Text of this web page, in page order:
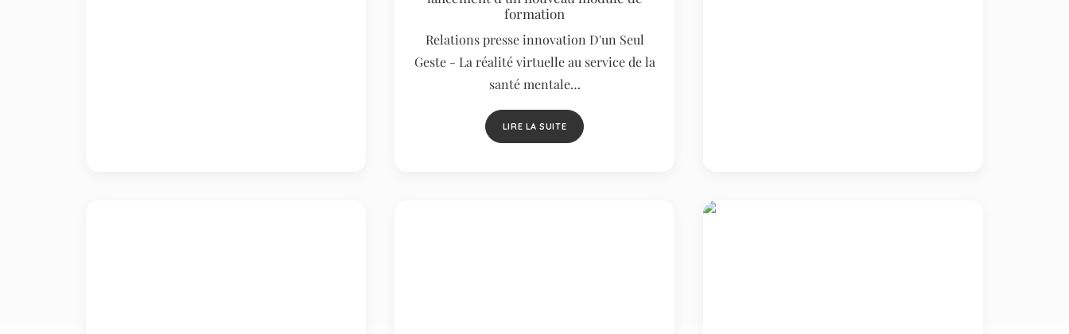
formation
Relations presse innovation D'un Seul
Geste - La réalité virtuelle au service de la
santé mentale…
LIRE LA SUITE